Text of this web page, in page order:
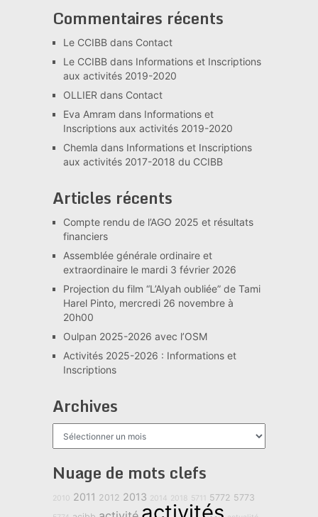
Commentaires récents
Le CCIBBdans Contact
Le CCIBBdans Informations et Inscriptions
aux activités 2019-2020
OLLIER dans Contact
Eva Amram dans Informations et
Inscriptions aux activités 2019-2020
Chemla dans Informations et Inscriptions
aux activités 2017-2018 du CCIBB
Articles récents
Compte rendu de l’AGO 2025 et résultats
financiers
Assemblée générale ordinaire et
extraordinaire le mardi 3 février 2026
Projection du film “L’Alyah oubliée” de Tami
Harel Pinto, mercredi 26 novembre à
20h00
Oulpan 2025-2026 avec l’OSM
Activités 2025-2026 : Informations et
Inscriptions
Archives
Nuage de mots clefs
2010 2011 2012 2013 2014 2018 5711 5772 5773